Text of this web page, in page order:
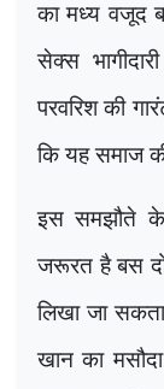
का मध्य वजूद
सेक्स
परवरिश की
कि यह समाज
इस समझौते के
जरूरत है बस
लिखा जा
खान का